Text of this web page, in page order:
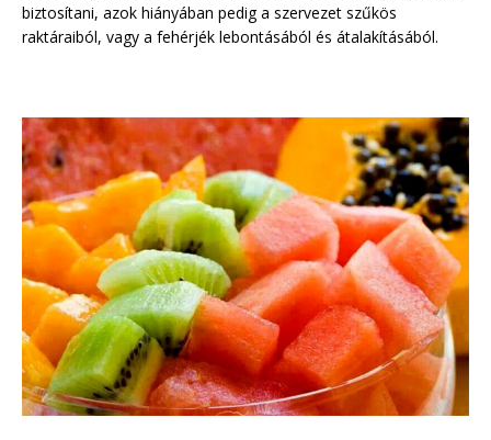
biztosítani, azok hiányában pedig a szervezet szűkös
raktáraiból, vagy a fehérjék lebontásából és átalakításából.